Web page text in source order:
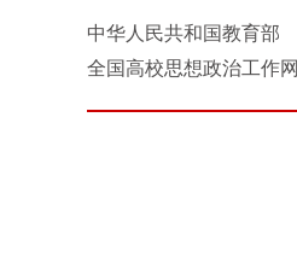
中华人民共和国教育部
全国高校思想政治工作网